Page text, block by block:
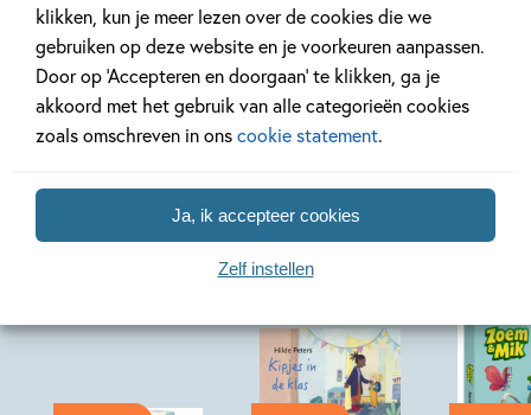
klikken, kun je meer lezen over de cookies die we
gebruiken op deze website en je voorkeuren aanpassen.
Door op ‘Accepteren en doorgaan’ te klikken, ga je
akkoord met het gebruik van alle categorieën cookies
zoals omschreven in onscookie statement.
Ja, ik accepteer cookies
Zelf instellen